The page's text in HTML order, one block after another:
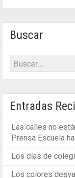
Buscar
Entradas
Las calles no
Prensa Escuela
Los días de
Los colores